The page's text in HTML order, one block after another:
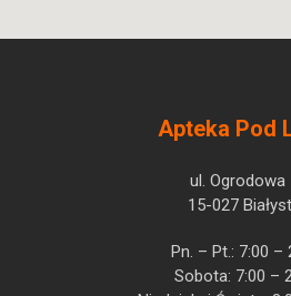
Apteka Pod
ul. Ogrodowa
15-027
Pn. – Pt.: 7:00 –
Sobota: 7:00 –